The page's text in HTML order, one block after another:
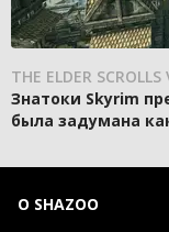
THE ELDER SCROLLS
Знатоки Skyrim
была задумана
О SHAZOO